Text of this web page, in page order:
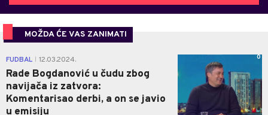
MOŽDA ĆE VAS ZANIMATI
FUDBAL 12.03.2024.
Rade Bogdanović u čudu zbog
navijača iz zatvora:
Komentarisao derbi, a on se javio
u emisiju
0